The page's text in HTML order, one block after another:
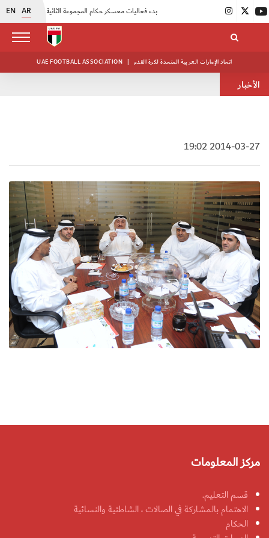
EN AR |
UAE FOOTBALL ASSOCIATION | اتحاد الإمارات العربية المتحدة لكرة القدم
الأخبار
2014-03-27 19:02
مركز المعلومات
قسم التعليم.
الاهتمام بالمشاركة في الصالات ، الشاطئية والنسائية
الحكام